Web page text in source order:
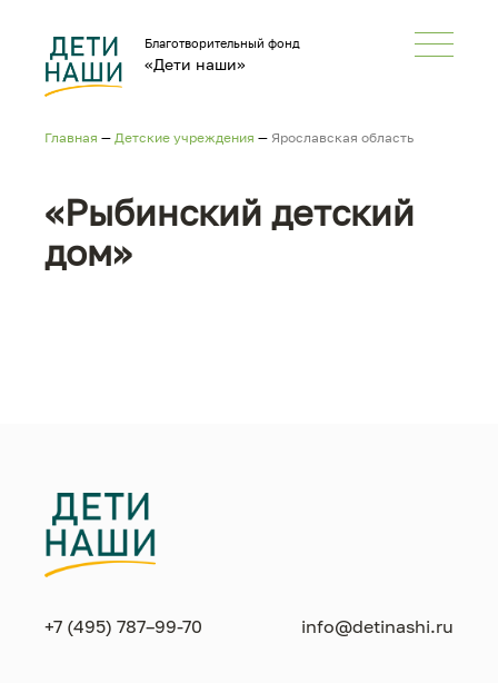
Благотворительный фонд
«Дети наши»
Главная — Детские учреждения — Ярославская область
«Рыбинский детский
дом»
+7 (495) 787–99-70 info@detinashi.ru